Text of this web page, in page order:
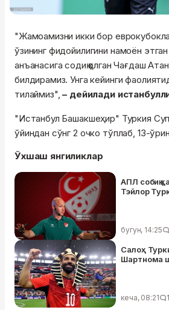
"Жамоамизни икки бор
ўзининг фидойилигини намоён
анъанасига содиқ қолган Чағдаш
билдирамиз. Унга кейинги
тилаймиз", – дейилади
"Истанбул Башакшеҳир" Туркия
ўйиндан сўнг 2 очко тўплаб, 13-
Ўхшаш янгиликлар
АПЛ собиқ
бугун, 14:25
Салоҳ
Шартнома
кеча, 08:21 1